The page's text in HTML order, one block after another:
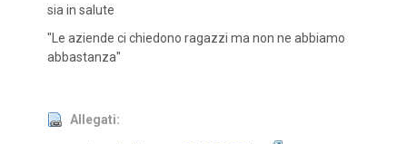
sia in salute
"Le aziende ci chiedono ragazzi ma non ne abbiamo
abbastanza"
Allegati: